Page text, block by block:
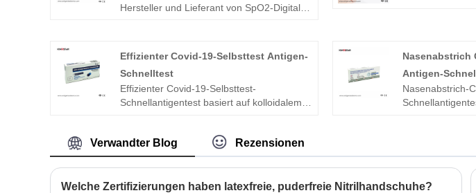
Hersteller und Lieferant von SpO2-Digital-
zu einem günstigen Preis suchen, wenden
Sie sich jetzt an uns!
Effizienter Covid-19-Selbsttest Antigen-
Schnelltest
Effizienter Covid-19-Selbsttest-
Schnellantigentest basiert auf kolloidalem
bequemere Ergebnisse liefern. Die
Menschen können den Test zu Hause
selbst durchführen.
Nasenabstrich
Antigen-
Nasenabstrich-
Selbsttesten.
Verwandter Blog Rezensionen
Welche Zertifizierungen haben latexfreie, puderfreie Nitrilhandschuhe?